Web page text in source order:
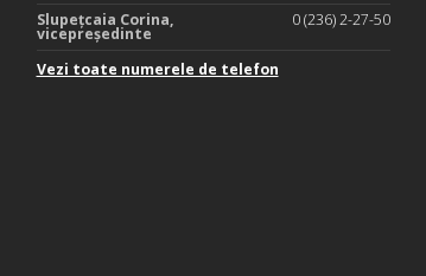
Slupețcaia Corina,
vicepreședinte
0 (236) 2-27-50
Vezi toate numerele de telefon